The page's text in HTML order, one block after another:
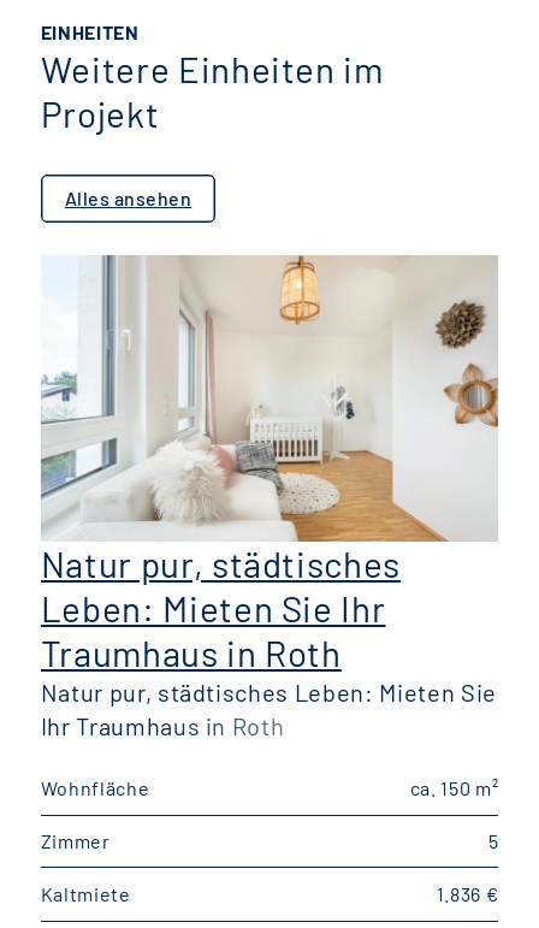
EINHEITEN
Weitere Einheiten im
Projekt
Alles ansehen
Natur pur, städtisches
Leben: Mieten Sie Ihr
Traumhaus in Roth
Natur pur, städtisches Leben: Mieten Sie
Ihr Traumhaus in Roth
Wohnfläche ca. 150 m²
Zimmer 5
Kaltmiete 1.836 €